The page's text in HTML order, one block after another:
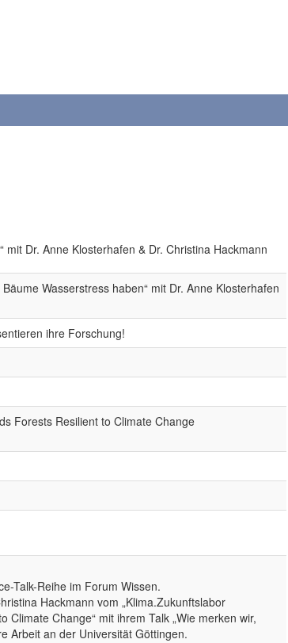
Dr. Anne Klosterhafen & Dr. Christina Hackmann
Wasserstress haben“ mit Dr. Anne Klosterhafen
ihre Forschung!
Forests Resilient to Climate Change
Talk-Reihe im Forum Wissen.
Hackmann vom „Klima.Zukunftslabor
Change“ mit ihrem Talk „Wie merken wir,
Arbeit an der Universität Göttingen.